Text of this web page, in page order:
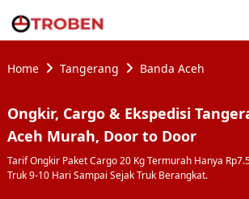
Home Tangerang Banda Aceh
Ongkir, Cargo & Ekspedisi
Aceh Murah, Door to Door
Tarif Ongkir Paket Cargo 20 Kg Termurah Hanya
Truk 9-10 Hari Sampai Sejak Truk Berangkat.